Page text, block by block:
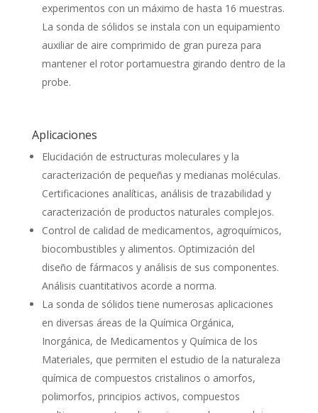
experimentos con un máximo de hasta 16 muestras.
La sonda de sólidos se instala con un equipamiento
auxiliar de aire comprimido de gran pureza para
mantener el rotor portamuestra girando dentro de la
probe.
Aplicaciones
Elucidación de estructuras moleculares y la
caracterización de pequeñas y medianas moléculas.
Certificaciones analíticas, análisis de trazabilidad y
caracterización de productos naturales complejos.
Control de calidad de medicamentos, agroquímicos,
biocombustibles y alimentos. Optimización del
diseño de fármacos y análisis de sus componentes.
Análisis cuantitativos acorde a norma.
La sonda de sólidos tiene numerosas aplicaciones
en diversas áreas de la Química Orgánica,
Inorgánica, de Medicamentos y Química de los
Materiales, que permiten el estudio de la naturaleza
química de compuestos cristalinos o amorfos,
polimorfos, principios activos, compuestos